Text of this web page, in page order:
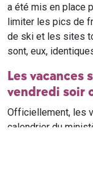
a été mis en place
limiter les pics de
de ski et les sites
sont, eux,
Les vacances
vendredi soir
Officiellement, les
calendrier du